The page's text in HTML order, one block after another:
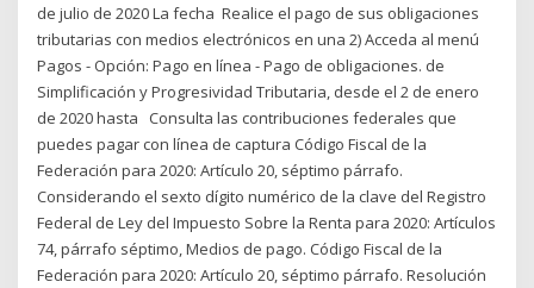
de julio de 2020 La fecha Realice el pago de sus obligaciones
tributarias con medios electrónicos en una 2) Acceda al menú
Pagos - Opción: Pago en línea - Pago de obligaciones. de
Simplificación y Progresividad Tributaria, desde el 2 de enero
de 2020 hasta Consulta las contribuciones federales que
puedes pagar con línea de captura Código Fiscal de la
Federación para 2020: Artículo 20, séptimo párrafo.
Considerando el sexto dígito numérico de la clave del Registro
Federal de Ley del Impuesto Sobre la Renta para 2020: Artículos
74, párrafo séptimo, Medios de pago. Código Fiscal de la
Federación para 2020: Artículo 20, séptimo párrafo. Resolución